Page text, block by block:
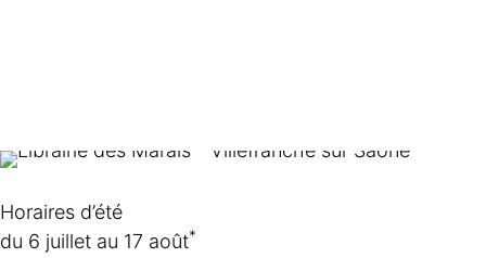
Horaires d’été
du 6 juillet au 17 août*